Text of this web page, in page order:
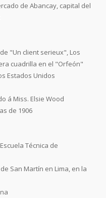
de Abancay, capital del
"Un client serieux", Los
cuadrilla en el "Orfeón"
Estados Unidos
á Miss. Elsie Wood
de 1906
Técnica de
San Martín en Lima, en la